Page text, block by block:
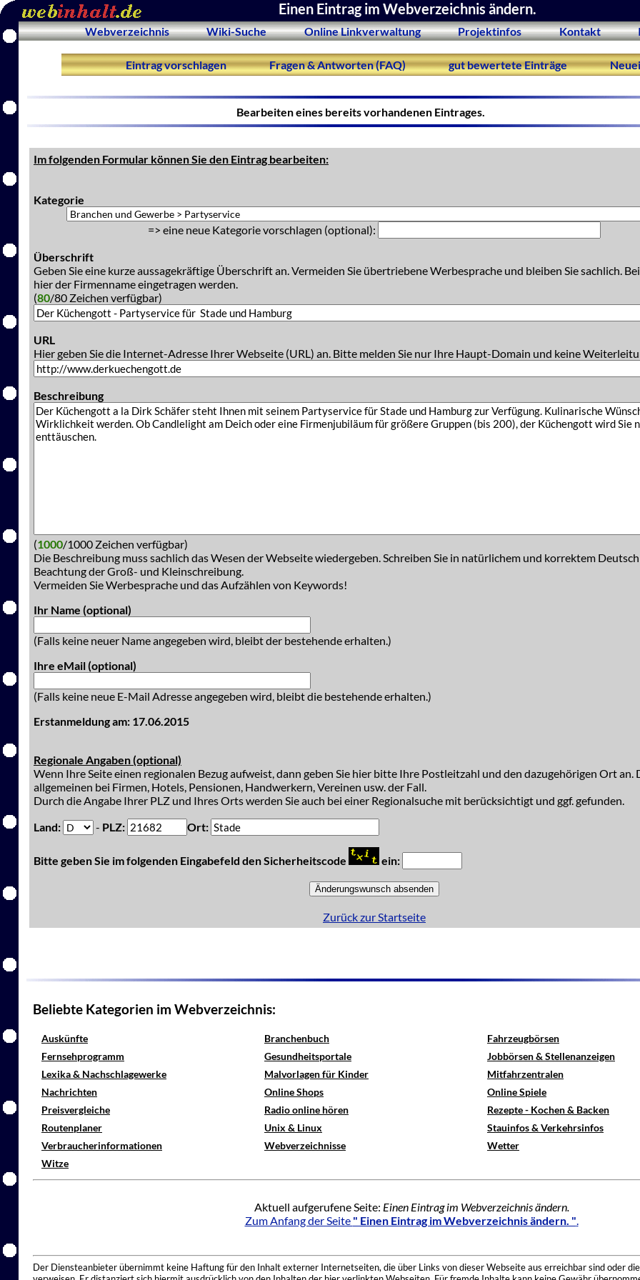
Einen Eintrag im Webverzeichnis ändern.
Webverzeichnis Wiki-Suche Online Linkverwaltung Projektinfos Kontakt
Eintrag vorschlagen Fragen & Antworten (FAQ) gut bewertete Einträge
Bearbeiten eines bereits vorhandenen Eintrages.
Im folgenden Formular können Sie den Eintrag bearbeiten:
Kategorie
=> eine neue Kategorie vorschlagen (optional):
Überschrift
Geben Sie eine kurze aussagekräftige Überschrift an. Vermeiden Sie übertriebene Werbesprache und bleiben Sie sachlich.
hier der Firmenname eingetragen werden.
(80/80 Zeichen verfügbar)
URL
Hier geben Sie die Internet-Adresse Ihrer Webseite (URL) an. Bitte melden Sie nur Ihre Haupt-Domain und keine
Beschreibung
(1000/1000 Zeichen verfügbar)
Die Beschreibung muss sachlich das Wesen der Webseite wiedergeben. Schreiben Sie in natürlichem und korrektem
Beachtung der Groß- und Kleinschreibung.
Vermeiden Sie Werbesprache und das Aufzählen von Keywords!
Ihr Name (optional)
(Falls keine neuer Name angegeben wird, bleibt der bestehende erhalten.)
Ihre eMail (optional)
(Falls keine neue E-Mail Adresse angegeben wird, bleibt die bestehende erhalten.)
Erstanmeldung am: 17.06.2015
Regionale Angaben (optional)
Wenn Ihre Seite einen regionalen Bezug aufweist, dann geben Sie hier bitte Ihre Postleitzahl und den dazugehörigen Ort an.
allgemeinen bei Firmen, Hotels, Pensionen, Handwerkern, Vereinen usw. der Fall.
Durch die Angabe Ihrer PLZ und Ihres Orts werden Sie auch bei einer Regionalsuche mit berücksichtigt und ggf. gefunden.
Land:
- PLZ: Ort:
Bitte geben Sie im folgenden Eingabefeld den Sicherheitscode ein:
Zurück zur Startseite
Beliebte Kategorien im Webverzeichnis:
Auskünfte Branchenbuch
Fahrzeugbörsen
Fernsehprogramm
Gesundheitsportale
Jobbörsen & Stellenanzeigen
Lexika & Nachschlagewerke
Malvorlagen für Kinder
Mitfahrzentralen
Nachrichten
Online Shops
Online Spiele
Preisvergleiche
Radio online hören
Rezepte - Kochen & Backen
Routenplaner
Unix & Linux
Stauinfos & Verkehrsinfos
Verbraucherinformationen
Webverzeichnisse
Wetter
Witze
Aktuell aufgerufene Seite: Einen Eintrag im Webverzeichnis ändern.
Zum Anfang der Seite " Einen Eintrag im Webverzeichnis ändern. ".
Der Diensteanbieter übernimmt keine Haftung für den Inhalt externer Internetseiten, die über Links von dieser Webseite aus erreichbar sind oder